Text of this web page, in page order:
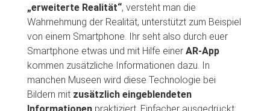
„erweiterte Realität“, versteht man die
Wahrnehmung der Realität, unterstützt zum Beispiel
von einem Smartphone. Ihr seht also durch euer
Smartphone etwas und mit Hilfe einer AR-App
kommen zusätzliche Informationen dazu. In
manchen Museen wird diese Technologie bei
Bildern mitzusätzlich eingeblendeten